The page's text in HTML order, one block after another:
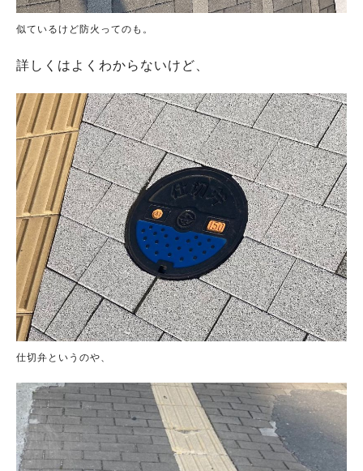
似ているけど防火ってのも。
詳しくはよくわからないけど、
仕切弁というのや、